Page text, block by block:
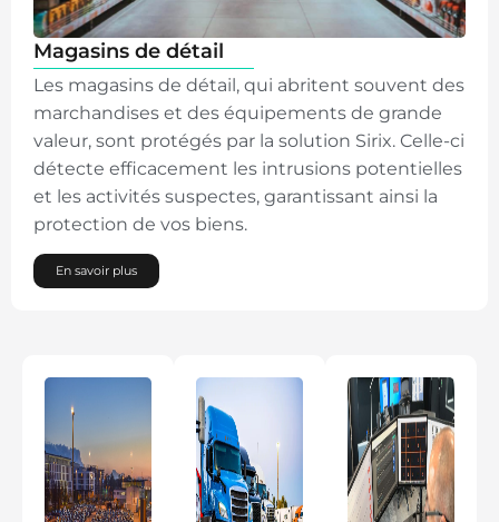
Magasins de détail
Les magasins de détail, qui abritent souvent des
marchandises et des équipements de grande
valeur, sont protégés par la solution Sirix. Celle-ci
détecte efficacement les intrusions potentielles
et les activités suspectes, garantissant ainsi la
protection de vos biens.
En savoir plus